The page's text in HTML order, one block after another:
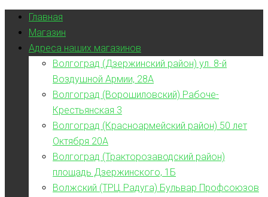
Главная
Магазин
Адреса наших магазинов
Волгоград (Дзержинский район) ул. 8-й
Воздушной Армии, 28А
Волгоград (Ворошиловский) Рабоче-
Крестьянская 3
Волгоград (Красноармейский район) 50 лет
Октября 20А
Волгоград (Тракторозаводский район)
площадь Дзержинского, 1Б
Волжский (ТРЦ Радуга) Бульвар Профсоюзов